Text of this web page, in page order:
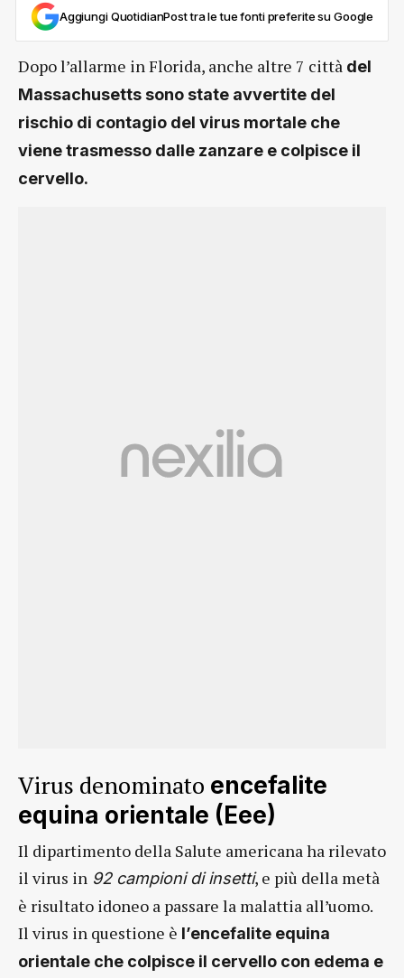
Aggiungi QuotidianPost tra le tue fonti preferite su Google
Dopo l’allarme in Florida, anche altre 7 città del
Massachusetts sono state avvertite del
rischio di contagio del virus mortale che
viene trasmesso dalle zanzare e colpisce il
cervello.
Virus denominato encefalite
equina orientale (Eee)
Il dipartimento della Salute americana ha rilevato
il virus in 92 campioni di insetti, e più della metà
è risultato idoneo a passare la malattia all’uomo.
Il virus in questione è l’encefalite equina
orientale che colpisce il cervello con edema e